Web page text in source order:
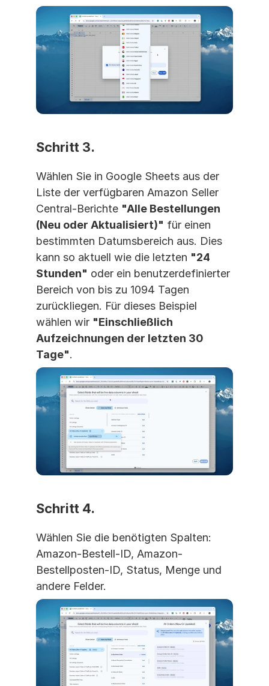
Schritt 3.
Wählen Sie in Google Sheets aus der
Liste der verfügbaren Amazon Seller
Central-Berichte "Alle Bestellungen
(Neu oder Aktualisiert)" für einen
bestimmten Datumsbereich aus. Dies
kann so aktuell wie die letzten "24
Stunden" oder ein benutzerdefinierter
Bereich von bis zu 1094 Tagen
zurückliegen. Für dieses Beispiel
wählen wir "Einschließlich
Aufzeichnungen der letzten 30
Tage".
Schritt 4.
Wählen Sie die benötigten Spalten:
Amazon-Bestell-ID, Amazon-
Bestellposten-ID, Status, Menge und
andere Felder.